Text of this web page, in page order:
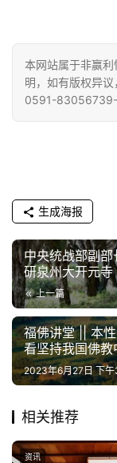
视
频
纪
教
艺
术
政
策
法
规
责
明
本网站属于非赢
明，如有版权异议
0591-
生成海报
中央统战部副
研泉州大开元寺
上一篇
福佛讲堂 || 本
看坚持我国佛教
2023年6月27日 下午
相关推荐
资讯